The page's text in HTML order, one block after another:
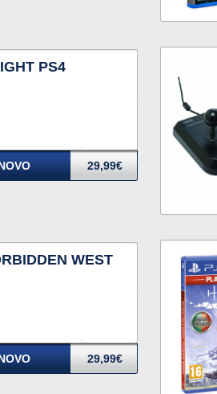
PS4
29,99€
WEST
29,99€